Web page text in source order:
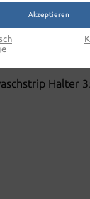
MwSt. zzgl.
Akzeptieren